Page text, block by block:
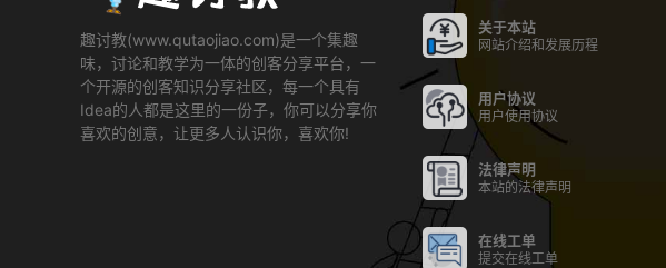
趣讨教(www.qutaojiao.com)是一个集趣
味，讨论和教学为一体的创客分享平台，一
个开源的创客知识分享社区，每一个具有
Idea的人都是这里的一份子，你可以分享你
喜欢的创意，让更多人认识你，喜欢你!
关于本站
网站介绍和发展历程
用户协议
用户使用协议
法律声明
本站的法律声明
在线工单
提交在线工单